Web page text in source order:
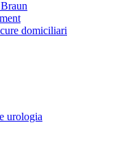
domiciliari
urologia